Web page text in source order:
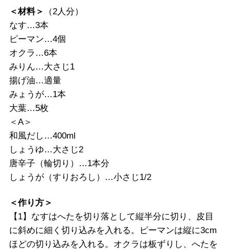
＜材料＞
（2人分）
なす…3本
ピーマン…4個
オクラ…6本
みりん…大さじ1
揚げ油…適量
みょうが…1本
大葉…5枚
＜A＞
和風だし…400ml
しょうゆ…大さじ2
唐辛子（輪切り）…1本分
しょうが（すりおろし）…小さじ1/2
＜作り方＞
【1】なすはへたを切り落として縦半分に切り、皮目
に斜めに細く切り込みを入れる。ピーマンは縦に3cm
ほどの切り込みを入れる。オクラは板ずりし、へたを